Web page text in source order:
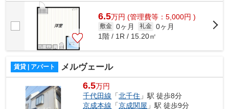
様へ提供しております！最新の情報は...
6.5万円 (管理費等：5,000円 )
敷金 0ヶ月 礼金 0ヶ月
1階 / 1R / 15.20㎡
賃貸 | アパート メルヴェール
6.5万円
千代田線 「北千住 」駅 徒歩8分
京成本線 「京成関屋 」駅 徒歩9分